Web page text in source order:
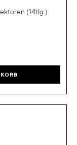
(14tlg.)